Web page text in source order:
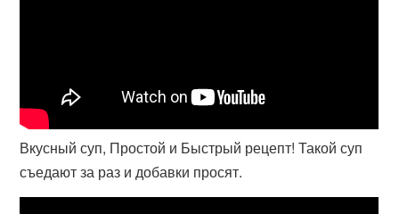
Вкусный суп, Простой и Быстрый рецепт! Такой суп
съедают за раз и добавки просят.